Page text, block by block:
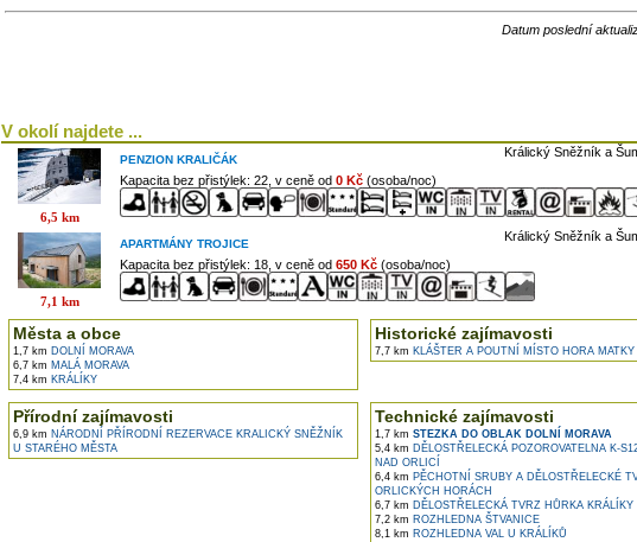
Datum poslední
V okolí najdete ...
6,5 km
PENZION KRALIČÁK
Králický Sněžník a
Kapacita bez přistýlek: 22, v ceně od 0 Kč(osoba/noc)
7,1 km
APARTMÁNY TROJICE
Králický Sněžník a
Kapacita bez přistýlek: 18, v ceně od 650 Kč(osoba/noc)
Města a obce
1,7 km DOLNÍ MORAVA
6,7 km MALÁ MORAVA
7,4 km KRÁLÍKY
Historické zajímavosti
7,7 km KLÁŠTER A POUTNÍ MÍSTO HORA
Přírodní zajímavosti
6,9 km NÁRODNÍ PŘÍRODNÍ REZERVACE KRALICKÝ SNĚŽNÍK
U STARÉHO MĚSTA
Technické zajímavosti
1,7 km STEZKA DO OBLAK DOLNÍ MORAVA
5,4 km DĚLOSTŘELECKÁ POZOROVATELNA K-
NAD ORLICÍ
6,4 km PĚCHOTNÍ SRUBY A DĚLOSTŘELECKÉ
ORLICKÝCH HORÁCH
6,7 km DĚLOSTŘELECKÁ TVRZ HŮRKA KRÁLÍKY
7,2 km ROZHLEDNA ŠTVANICE
8,1 km ROZHLEDNA VAL U KRÁLÍKŮ